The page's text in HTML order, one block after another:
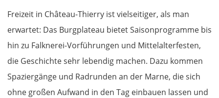
Freizeit in Château-Thierry ist vielseitiger, als man
erwartet: Das Burgplateau bietet Saisonprogramme bis
hin zu Falknerei-Vorführungen und Mittelalterfesten,
die Geschichte sehr lebendig machen. Dazu kommen
Spaziergänge und Radrunden an der Marne, die sich
ohne großen Aufwand in den Tag einbauen lassen und
Perugia
Arezzo
Florenz
Pisa